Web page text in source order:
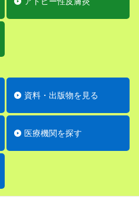
資料・出版物を見る
医療機関を探す